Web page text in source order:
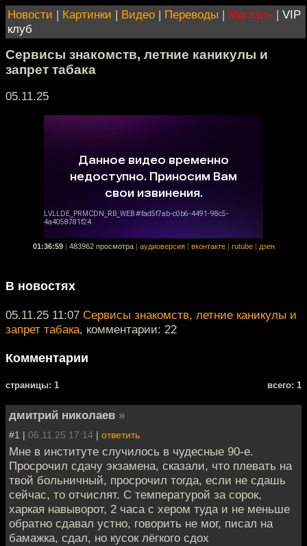
Новости | Картинки | Видео | Переводы | Магазин | VIP
клуб
Сервисы знакомств, летние каникулы и
запрет табака
05.11.25
01:36:59 483962 просмотра аудиоверсия вконтакте rutube дзен
В новостях
05.11.25 11:07 Сервисы знакомств, летние каникулы и
запрет табака, комментарии: 22
Комментарии
cтраницы: 1 всего: 1
дмитрий николаев »
#1 | 06.11.25 17:14 | ответить
Мне в институте случилось в чудесные 90-е.
Просрочил сдачу экзамена, сказали, что плевать на
твой больничный, просрочил тогда, если не сдашь
сейчас, то отчислят. С температурой за сорок,
харкая навыворот, 2 часа с хером туда и не меньше
обратно сдавал устно, говорить не мог, писал на
бамажка, сдал, но кусок лёгкого сдох